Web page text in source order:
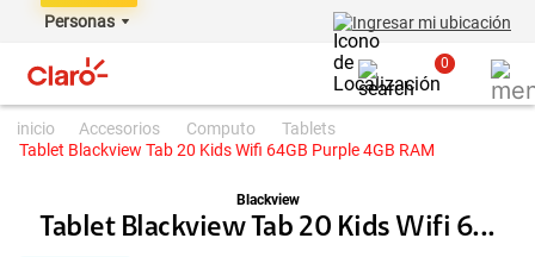
Personas Ingresar mi ubicación
0
accesorios computo
tablets
Tablet Blackview Tab 20 Kids Wifi 64GB Purple 4GB RAM
Blackview
Tablet Blackview Tab 20 Kids Wifi 6...